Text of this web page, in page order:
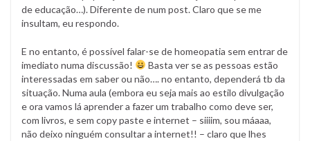
de educação…). Diferente de num post. Claro que se me
insultam, eu respondo.
E no entanto, é possível falar-se de homeopatia sem entrar de
imediato numa discussão!
Basta ver se as pessoas estão
interessadas em saber ou não…. no entanto, dependerá tb da
situação. Numa aula (embora eu seja mais ao estilo divulgação
e ora vamos lá aprender a fazer um trabalho como deve ser,
com livros, e sem copy paste e internet – siiiim, sou máaaa,
não deixo ninguém consultar a internet!! – claro que lhes